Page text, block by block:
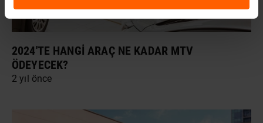
2024'TE HANGI ARAÇ NE KADAR MTV
ÖDEYECEK?
2 yıl önce